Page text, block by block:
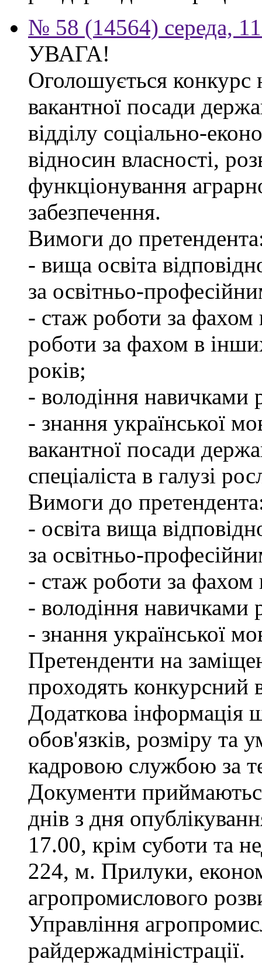
№ 58 (14564) середа,
УВАГА!
Оголошується конкурс
вакантної посади
відділу соціально-
відносин власності,
функціонування
забезпечення.
Вимоги до
- вища освіта
за освітньо-
- стаж роботи за
роботи за фахом в
років;
- володіння навичками
- знання української
вакантної посади
спеціаліста в галузі
Вимоги до
- освіта вища
за освітньо-
- стаж роботи за
- володіння навичками
- знання української
Претенденти на
проходять конкурсний
Додаткова інформація
обов'язків, розміру та
кадровою службою за
Документи
днів з дня
17.00, крім суботи та
224, м. Прилуки,
агропромислового
Управління
райдержадміністрації.